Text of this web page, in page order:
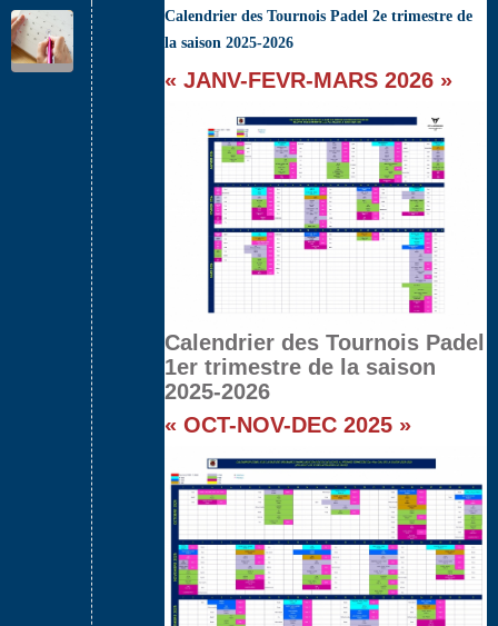
Calendrier des Tournois Padel 2e trimestre de
la saison 2025-2026
« JANV-FEVR-MARS 2026 »
Calendrier des Tournois Padel
1er trimestre de la saison
2025-2026
« OCT-NOV-DEC 2025 »